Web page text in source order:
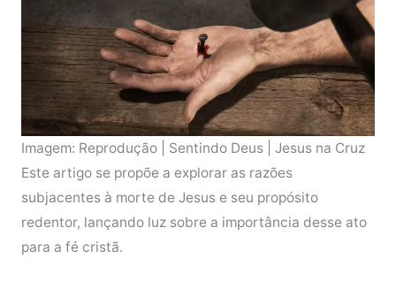
Imagem: Reprodução | Sentindo Deus | Jesus na Cruz
Este artigo se propõe a explorar as razões
subjacentes à morte de Jesus e seu propósito
redentor, lançando luz sobre a importância desse ato
para a fé cristã.